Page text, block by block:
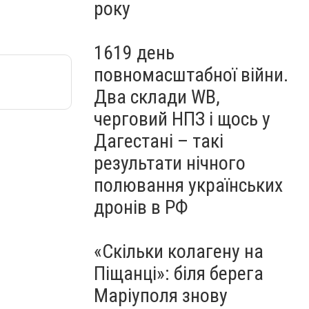
року
1619 день
повномасштабної війни.
Два склади WB,
черговий НПЗ і щось у
Дагестані – такі
результати нічного
полювання українських
дронів в РФ
«Скільки колагену на
Піщанці»: біля берега
Маріуполя знову